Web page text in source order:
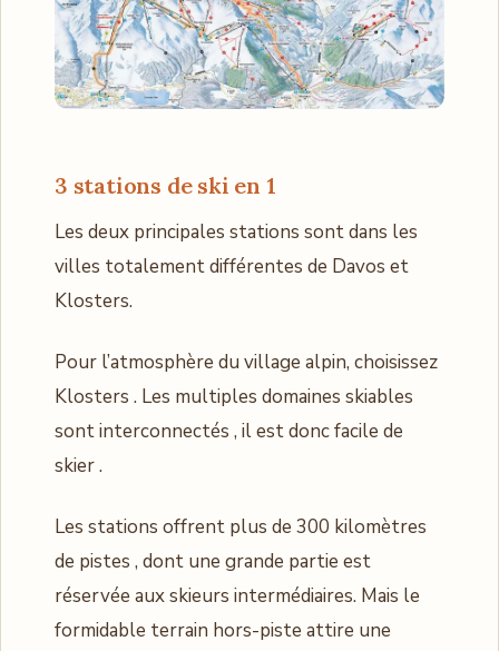
3 stations de ski en 1
Les deux principales stations sont dans les
villes totalement différentes de Davos et
Klosters.
Pour l’atmosphère du village alpin, choisissez
Klosters . Les multiples domaines skiables
sont interconnectés , il est donc facile de
skier .
Les stations offrent plus de 300 kilomètres
de pistes , dont une grande partie est
réservée aux skieurs intermédiaires. Mais le
formidable terrain hors-piste attire une